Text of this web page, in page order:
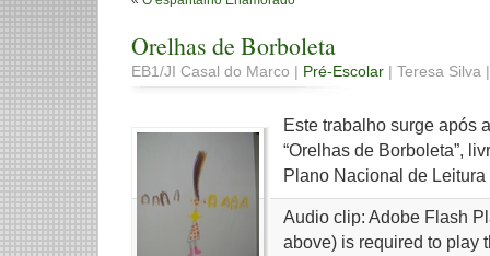
Orelhas de Borboleta
EB1/JI Casal do Marco | Pré-Escolar | Teresa Silva
Este trabalho surge após
“Orelhas de Borboleta”,
Plano Nacional de
Audio clip: Adobe Flash
above) is required to play